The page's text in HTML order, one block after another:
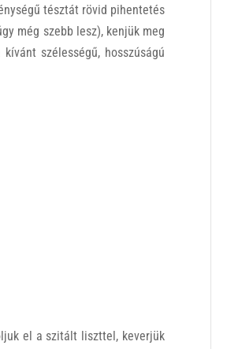
tésztát rövid pihentetés
még szebb lesz), kenjük meg
szélességű, hosszúságú
el a szitált liszttel, keverjük